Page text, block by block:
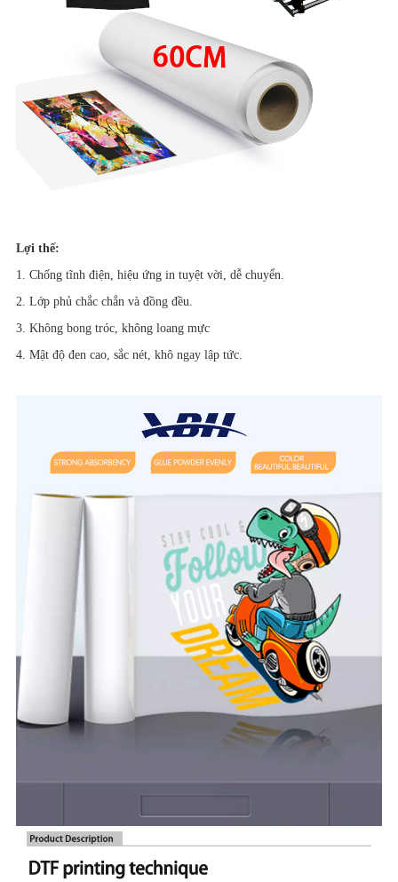
Lợi thế:
1. Chống tĩnh điện, hiệu ứng in tuyệt vời, dễ chuyển.
2. Lớp phủ chắc chắn và đồng đều.
3. Không bong tróc, không loang mực
4. Mật độ đen cao, sắc nét, khô ngay lập tức.